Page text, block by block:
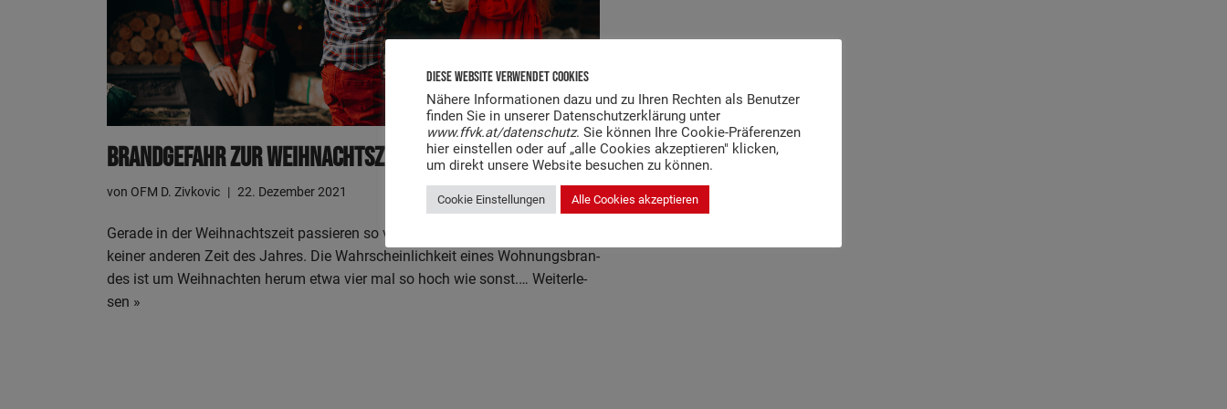
Brand­ge­fahr Zur Weih­nachts­zeit: 10 Regeln Beachten
von OFM D. Zivkovic 22. Dezember 2021
Gera­de in der Weih­nachts­zeit pas­sie­ren so vie­le Woh­nungs­brän­de, wie zu
kei­ner ande­ren Zeit des Jah­res. Die Wahr­schein­lich­keit eines Woh­nungs­bran­
des ist um Weih­nach­ten her­um etwa vier mal so hoch wie sonst.… Wei­ter­le­
sen »
Diese Website Verwendet Cookies
Nähere Informationen dazu und zu Ihren Rechten als Benutzer
finden Sie in unserer Datenschutzerklärung unter
www.ffvk.at/datenschutz. Sie können Ihre Cookie-Präferenzen
hier einstellen oder auf „alle Cookies akzeptieren" klicken,
um direkt unsere Website besuchen zu können.
Cookie Einstellungen Alle Cookies akzeptieren